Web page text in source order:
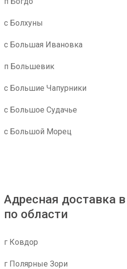
с Болхуны
с Большая Ивановка
п Большевик
с Большие Чапурники
с Большое Судачье
с Большой Морец
Адресная доставка
по области
г Ковдор
г Полярные Зори